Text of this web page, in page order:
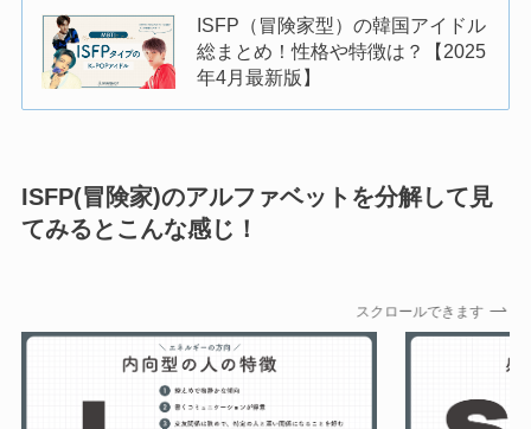
ISFP（冒険家型）の韓国アイドル
総まとめ！性格や特徴は？【2025
年4月最新版】
ISFP(冒険家)のアルファベットを分解して見
てみるとこんな感じ！
スクロールできます